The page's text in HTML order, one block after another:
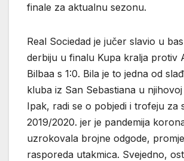
finale za aktualnu sezonu.
Real Sociedad je jučer slavio u
derbiju u finalu Kupa kralja protiv
Bilbaa s 1:0. Bila je to jedna od
kluba iz San Sebastiana u njihovoj
Ipak, radi se o pobjedi i trofeju za
2019/2020. jer je pandemija
uzrokovala brojne odgode,
rasporeda utakmica. Svejedno,